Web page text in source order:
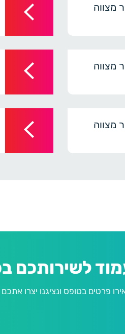
מצווה
מצווה
מצווה
לשירותכם
פרטים בטופס ונציגנו יצרו